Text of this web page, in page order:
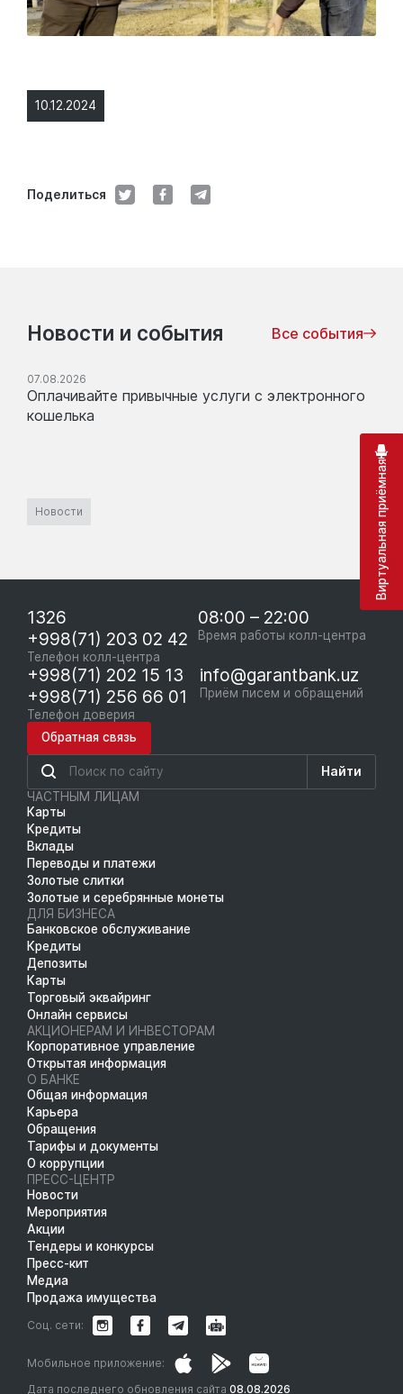
10.12.2024
Поделиться
Новости и события Все события
07.08.2026
Оплачивайте привычные услуги с электронного
кошелька
Новости
1326
+998(71) 203 02 42
Телефон колл-центра
08:00 – 22:00
Время работы колл-центра
+998(71) 202 15 13
+998(71) 256 66 01
Телефон доверия
info@garantbank.uz
Приём писем и обращений
Обратная связь
Найти
ЧАСТНЫМ ЛИЦАМ
Карты
Кредиты
Вклады
Переводы и платежи
Золотые слитки
Золотые и серебрянные монеты
ДЛЯ БИЗНЕСА
Банковское обслуживание
Кредиты
Депозиты
Карты
Торговый эквайринг
Онлайн сервисы
АКЦИОНЕРАМ И ИНВЕСТОРАМ
Корпоративное управление
Открытая информация
О БАНКЕ
Общая информация
Карьера
Обращения
Тарифы и документы
О коррупции
ПРЕСС-ЦЕНТР
Новости
Мероприятия
Акции
Тендеры и конкурсы
Пресс-кит
Медиа
Продажа имущества
Дата последнего обновления сайта 08.08.2026
Мобильное приложение:
Соц. сети:
Виртуальная приёмная